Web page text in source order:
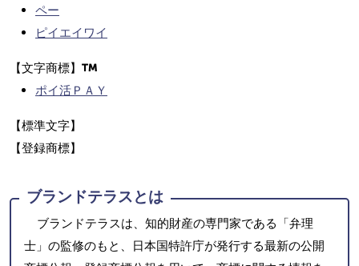
ペー
ピイエイワイ
【文字商標】
ポイ活ＰＡＹ
【標準文字】
【登録商標】
ブランドテラスとは
ブランドテラスは、知的財産の専門家である「弁理
士」の監修のもと、日本国特許庁が発行する最新の公開